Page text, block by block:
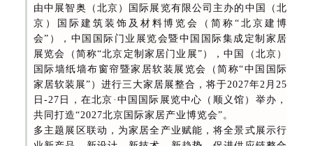
由中展智奥（北京）国际展览有限公司主办的中国（北
京）国际建筑装饰及材料博览会（简称“北京建博
会”），中国国际门业展览会暨中国国际集成定制家居
展览会（简称“北京定制家居门业展”），中国（北京）
国际墙纸墙布窗帘暨家居软装展览会（简称“中国国际
家居软装展”）进行三大家居展整合，将于2027年2月25
日-27日，在北京·中国国际展览中心（顺义馆）举办，
共同打造“2027北京国际家居产业博览会”。
多主题展区联动，为家居全产业赋能，将全景式展示行